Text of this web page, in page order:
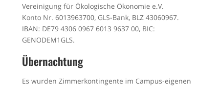
Vereinigung für Ökologische Ökonomie e.V.
Konto Nr. 6013963700, GLS-Bank, BLZ 43060967.
IBAN: DE79 4306 0967 6013 9637 00, BIC:
GENODEM1GLS.
Übernachtung
Es wurden Zimmerkontingente im Campus-eigenen